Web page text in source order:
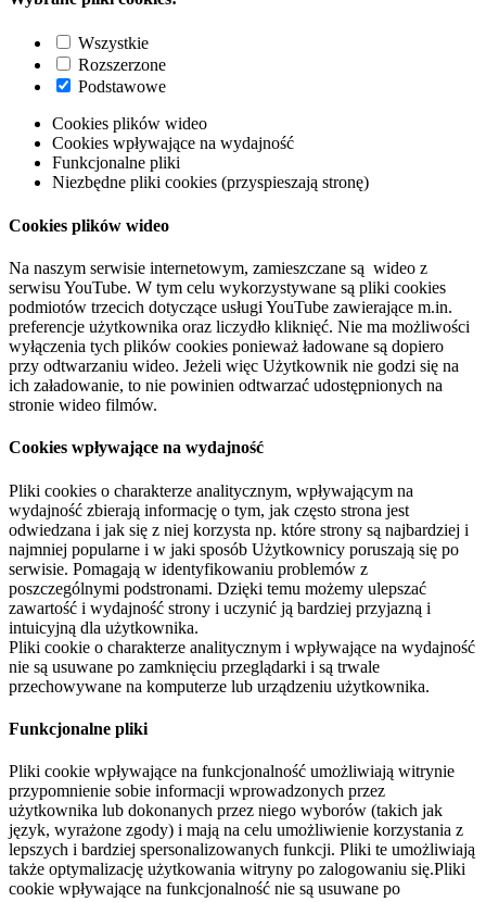
Wszystkie
Rozszerzone
Podstawowe
Cookies plików wideo
Cookies wpływające na wydajność
Funkcjonalne pliki
Niezbędne pliki cookies (przyspieszają stronę)
Cookies plików wideo
Na naszym serwisie internetowym, zamieszczane są wideo z
serwisu YouTube. W tym celu wykorzystywane są pliki cookies
podmiotów trzecich dotyczące usługi YouTube zawierające m.in.
preferencje użytkownika oraz liczydło kliknięć. Nie ma możliwości
wyłączenia tych plików cookies ponieważ ładowane są dopiero
przy odtwarzaniu wideo. Jeżeli więc Użytkownik nie godzi się na
ich załadowanie, to nie powinien odtwarzać udostępnionych na
stronie wideo filmów.
Cookies wpływające na wydajność
Pliki cookies o charakterze analitycznym, wpływającym na
wydajność zbierają informację o tym, jak często strona jest
odwiedzana i jak się z niej korzysta np. które strony są najbardziej i
najmniej popularne i w jaki sposób Użytkownicy poruszają się po
serwisie. Pomagają w identyfikowaniu problemów z
poszczególnymi podstronami. Dzięki temu możemy ulepszać
zawartość i wydajność strony i uczynić ją bardziej przyjazną i
intuicyjną dla użytkownika.
Pliki cookie o charakterze analitycznym i wpływające na wydajność
nie są usuwane po zamknięciu przeglądarki i są trwale
przechowywane na komputerze lub urządzeniu użytkownika.
Funkcjonalne pliki
Pliki cookie wpływające na funkcjonalność umożliwiają witrynie
przypomnienie sobie informacji wprowadzonych przez
użytkownika lub dokonanych przez niego wyborów (takich jak
język, wyrażone zgody) i mają na celu umożliwienie korzystania z
lepszych i bardziej spersonalizowanych funkcji. Pliki te umożliwiają
także optymalizację użytkowania witryny po zalogowaniu się.Pliki
cookie wpływające na funkcjonalność nie są usuwane po